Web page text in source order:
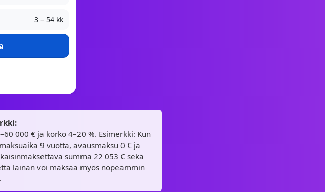
3 – 54 kk
000 € ja korko 4–20 %. Esimerkki: Kun
9 vuotta, avausmaksu 0 € ja
summa 22 053 € sekä
lainan voi maksaa myös nopeammin